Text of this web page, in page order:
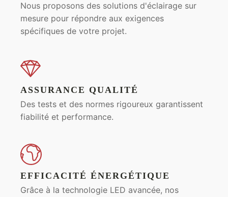
Nous proposons des solutions d'éclairage sur
mesure pour répondre aux exigences
spécifiques de votre projet.
ASSURANCE QUALITÉ
Des tests et des normes rigoureux garantissent
fiabilité et performance.
EFFICACITÉ ÉNERGÉTIQUE
Grâce à la technologie LED avancée, nos